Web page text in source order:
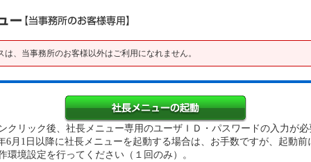
は、当事務所のお客様以外はご利用になれません。
リック後、社長メニュー専用のユーザＩＤ・パスワードの入力が必
6月1日以降に社長メニューを起動する場合は、お手数ですが、起動前
境設定を行ってください（１回のみ）。